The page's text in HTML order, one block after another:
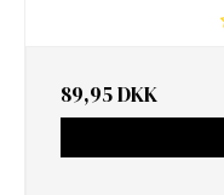
89,95 DKK